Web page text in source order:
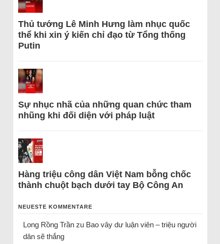
Thủ tướng Lê Minh Hưng làm nhục quốc
thể khi xin ý kiến chỉ đạo từ Tổng thống
Putin
Sự nhục nhã của những quan chức tham
nhũng khi đối diện với pháp luật
Hàng triệu công dân Việt Nam bỗng chốc
thành chuột bạch dưới tay Bộ Công An
NEUESTE KOMMENTARE
Long Rồng Trầnzu Bao vây dư luận viên – triệu người
dân sẽ thắng